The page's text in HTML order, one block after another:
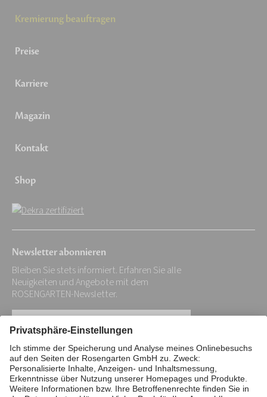
Kremierung beauftragen
Preise
Karriere
Magazin
Kontakt
Shop
Newsletter abonnieren
Bleiben Sie stets informiert. Erfahren Sie alle
Neuigkeiten und Angebote mit dem
ROSENGARTEN-Newsletter.
Ihre
E-
Mail-
Adresse:
*
Impressum Datenschutz
Stiftung
Interne Meldestelle
Zahlungsmittel